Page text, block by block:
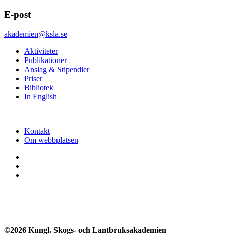
E-post
akademien@ksla.se
Aktiviteter
Publikationer
Anslag & Stipendier
Priser
Bibliotek
In English
Kontakt
Om webbplatsen
©2026 Kungl. Skogs- och Lantbruksakademien